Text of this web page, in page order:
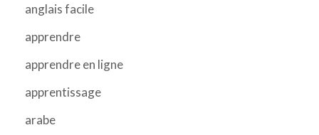
anglais facile
apprendre
apprendre en ligne
apprentissage
arabe